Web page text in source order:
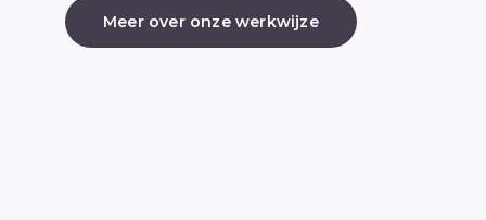
Meer over onze werkwijze